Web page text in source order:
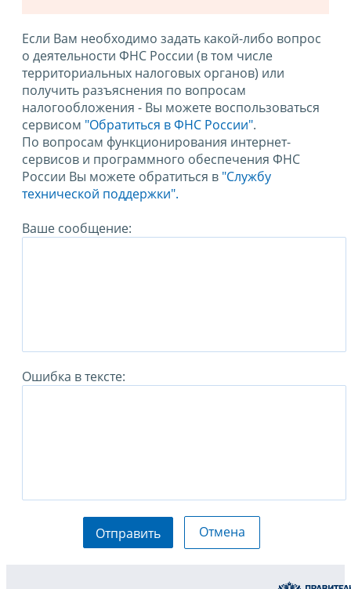
Если Вам необходимо задать какой-либо вопрос
о деятельности ФНС России (в том числе
территориальных налоговых органов) или
получить разъяснения по вопросам
налогообложения - Вы можете воспользоваться
сервисом "Обратиться в ФНС России".
По вопросам функционирования интернет-
сервисов и программного обеспечения ФНС
России Вы можете обратиться в "Службу
технической поддержки".
Ваше сообщение:
Ошибка в тексте:
Отправить Отмена